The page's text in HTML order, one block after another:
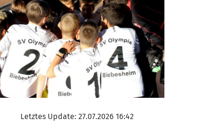
Letztes Update: 27.07.2026 16:42